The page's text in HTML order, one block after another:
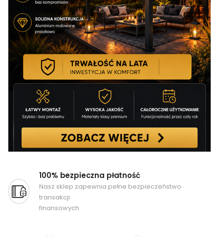
100% bezpieczna płatność
Nasz sklep zapewnia pełne bezpieczeństwo
transakcji
finansowych.